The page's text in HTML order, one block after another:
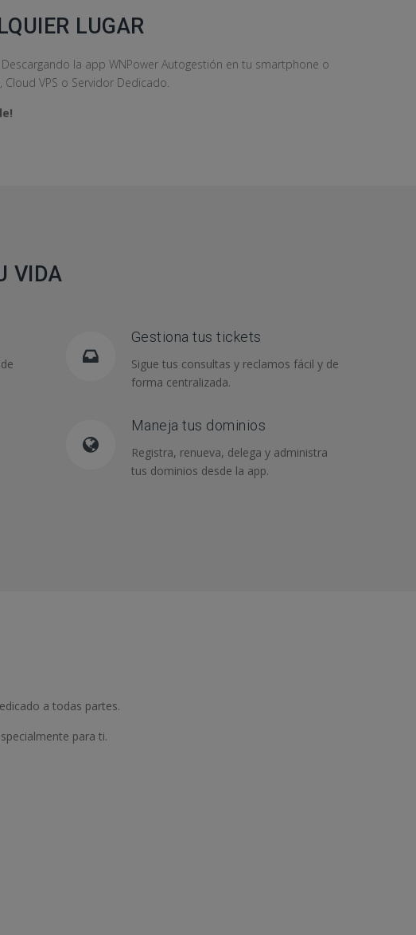
LUGAR
la app WNPower Autogestión en tu smartphone o
VPS o Servidor Dedicado.
VIDA
Gestiona tus tickets
Sigue tus consultas y reclamos fácil y de
forma centralizada.
Maneja tus dominios
Registra, renueva, delega y administra
tus dominios desde la app.
a todas partes.
para ti.